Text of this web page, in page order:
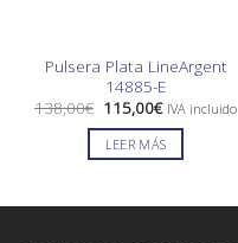
Pulsera Plata LineArgent
14885-E
138,00€ El
precio
original
era:
115,00€El
actual
es:
IVA incluido
LEER MÁS